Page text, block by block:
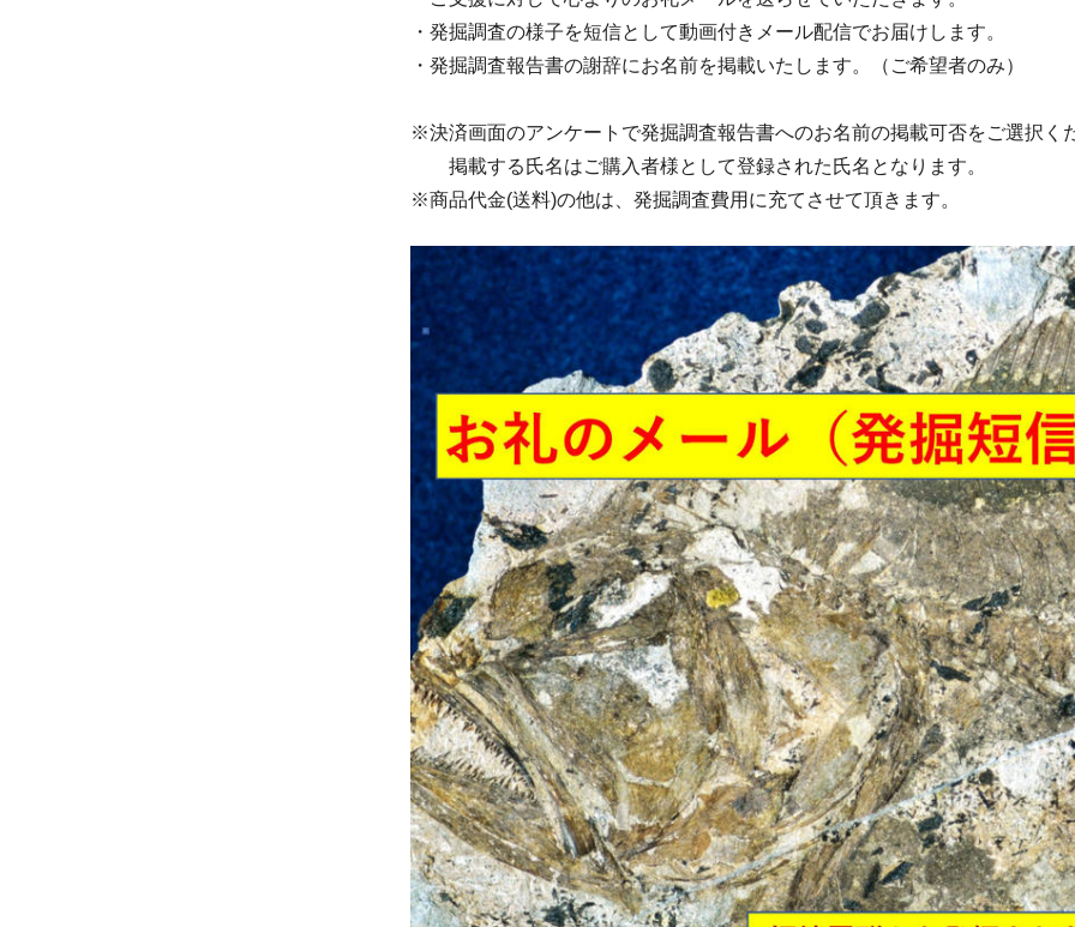
・発掘調査の様子を短信として動画付きメール配信でお届けします。
・発掘調査報告書の謝辞にお名前を掲載いたします。（ご希望者のみ）
※決済画面のアンケートで発掘調査報告書へのお名前の掲載可否をご選択く
掲載する氏名はご購入者様として登録された氏名となります。
※商品代金(送料)の他は、発掘調査費用に充てさせて頂きます。